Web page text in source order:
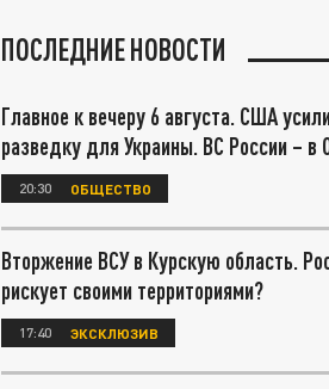
ПОСЛЕДНИЕ НОВОСТИ
Главное к вечеру 6 августа. США
разведку для Украины. ВС России – в
20:30 ОБЩЕСТВО
Вторжение ВСУ в Курскую область.
рискует своими территориями?
17:40 ЭКСКЛЮЗИВ